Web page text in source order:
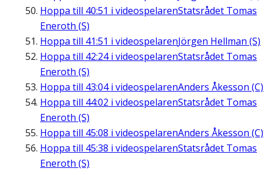
Hoppa till 40:51 i videospelarenStatsrådet Tomas
Eneroth (S)
Hoppa till 41:51 i videospelarenJörgen Hellman (S)
Hoppa till 42:24i videospelarenStatsrådet Tomas
Eneroth (S)
Hoppa till 43:04i videospelarenAnders Åkesson (C)
Hoppa till 44:02 i videospelarenStatsrådet Tomas
Eneroth (S)
Hoppa till 45:08 i videospelarenAnders Åkesson (C)
Hoppa till 45:38 i videospelarenStatsrådet Tomas
Eneroth (S)